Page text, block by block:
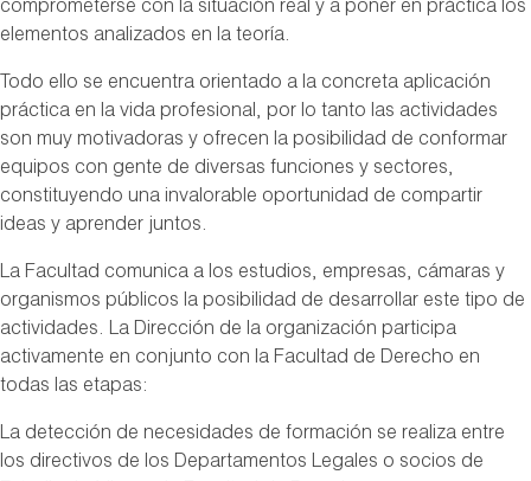
comprometerse con la situación real y a poner en práctica los
elementos analizados en la teoría.
Todo ello se encuentra orientado a la concreta aplicación
práctica en la vida profesional, por lo tanto las actividades
son muy motivadoras y ofrecen la posibilidad de conformar
equipos con gente de diversas funciones y sectores,
constituyendo una invalorable oportunidad de compartir
ideas y aprender juntos.
La Facultad comunica a los estudios, empresas, cámaras y
organismos públicos la posibilidad de desarrollar este tipo de
actividades. La Dirección de la organización participa
activamente en conjunto con la Facultad de Derecho en
todas las etapas:
La detección de necesidades de formación se realiza entre
los directivos de los Departamentos Legales o socios de